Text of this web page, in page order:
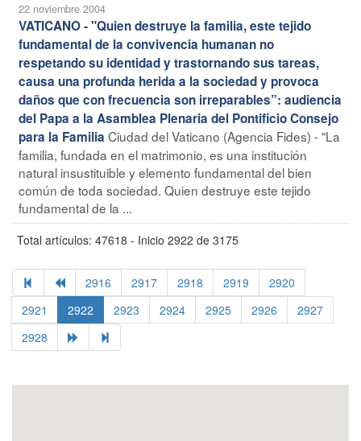
22 noviembre 2004
VATICANO - "Quien destruye la familia, este tejido
fundamental de la convivencia humanan no
respetando su identidad y trastornando sus tareas,
causa una profunda herida a la sociedad y provoca
daños que con frecuencia son irreparables”: audiencia
del Papa a la Asamblea Plenaria del Pontificio Consejo
para la Familia Ciudad del Vaticano (Agencia Fides) - "La
familia, fundada en el matrimonio, es una institución
natural insustituible y elemento fundamental del bien
común de toda sociedad. Quien destruye este tejido
fundamental de la ...
Total artículos: 47618 - Inicio 2922 de 3175
2916 2917 2918 2919
2920
2921
2922 2923 2924 2925 2926
2927
2928